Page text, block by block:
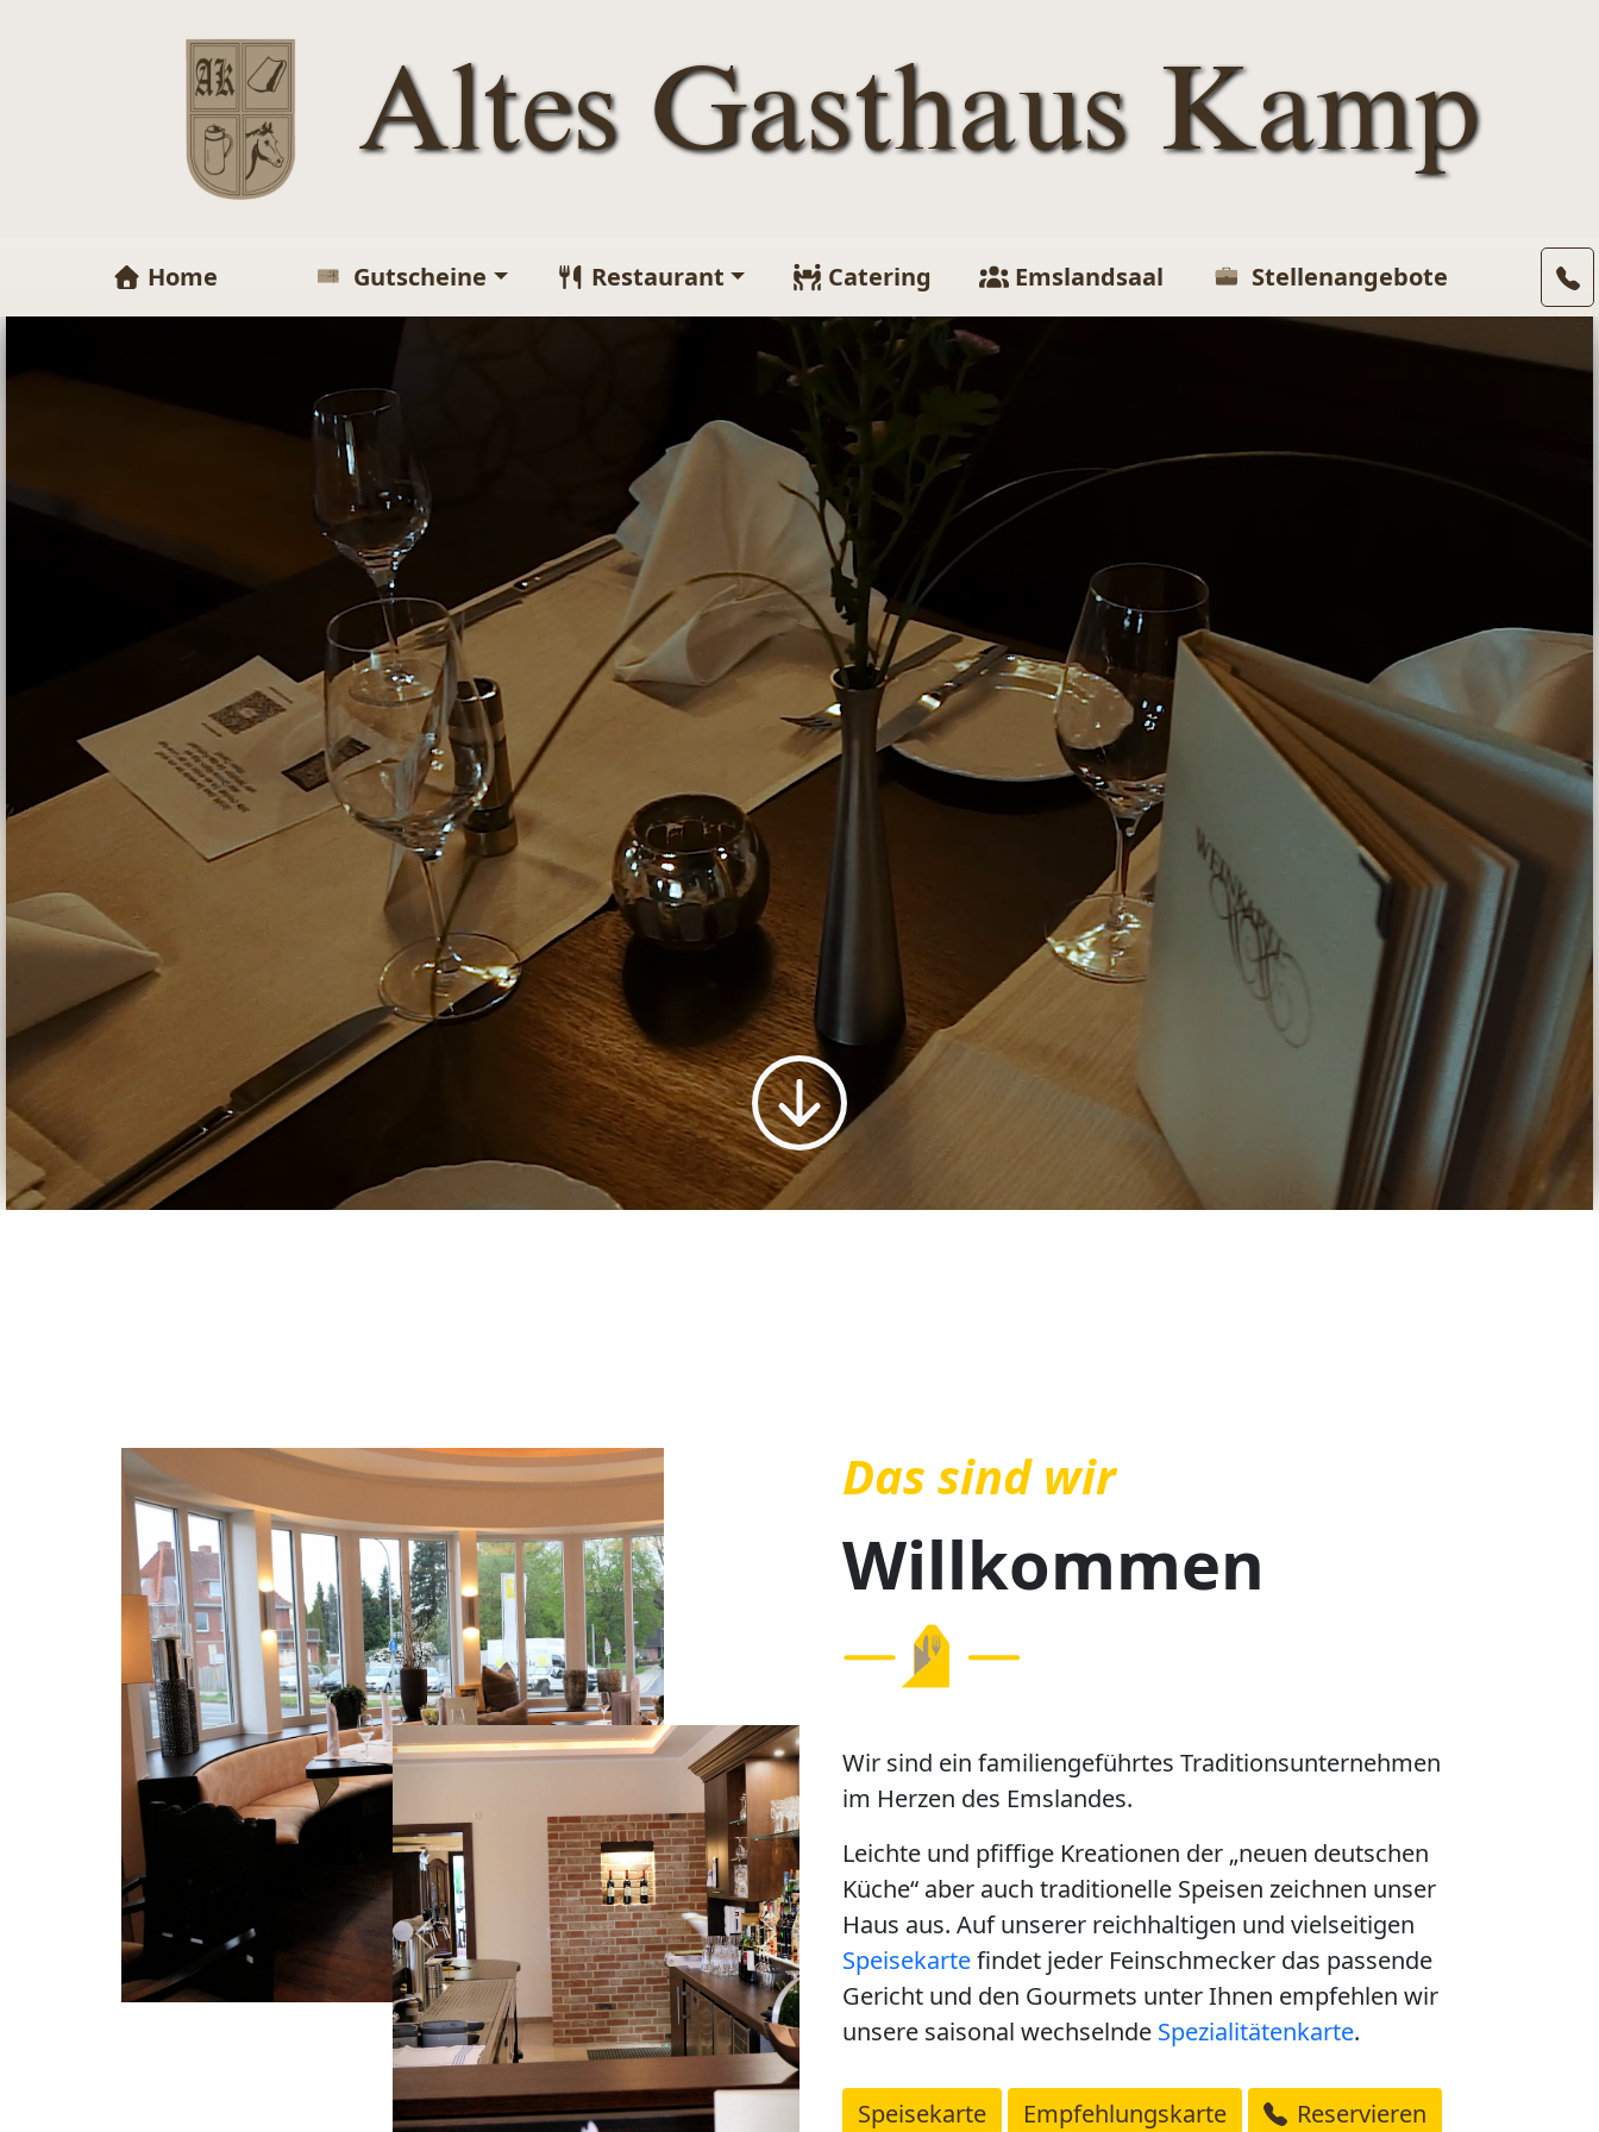
Altes Gasthaus Kamp
Home Gutscheine Restaurant Catering Emslandsaal Stellenangebote
Previous Next
Das sind wir
Willkommen
Wir sind ein familiengeführtes Traditionsunternehmen
im Herzen des Emslandes.
Leichte und pfiffige Kreationen der „neuen deutschen
Küche“ aber auch traditionelle Speisen zeichnen unser
Haus aus. Auf unserer reichhaltigen und vielseitigen
Speisekartefindet jeder Feinschmecker das passende
Gericht und den Gourmets unter Ihnen empfehlen wir
unsere saisonal wechselnde Spezialitätenkarte.
Speisekarte Empfehlungskarte Reservieren